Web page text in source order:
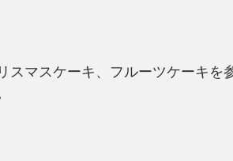
マスケーキ、フルーツケーキを